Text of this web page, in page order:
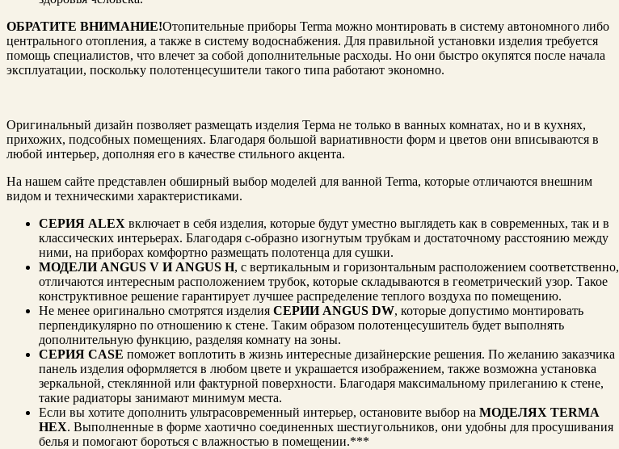
ОБРАТИТЕ ВНИМАНИЕ!Отопительные приборы Terma можно монтировать в систему автономного либо
центрального отопления, а также в систему водоснабжения. Для правильной установки изделия требуется
помощь специалистов, что влечет за собой дополнительные расходы. Но они быстро окупятся после начала
эксплуатации, поскольку полотенцесушители такого типа работают экономно.
Оригинальный дизайн позволяет размещать изделия Терма не только в ванных комнатах, но и в кухнях,
прихожих, подсобных помещениях. Благодаря большой вариативности форм и цветов они вписываются в
любой интерьер, дополняя его в качестве стильного акцента.
На нашем сайте представлен обширный выбор моделей для ванной Terma, которые отличаются внешним
видом и техническими характеристиками.
СЕРИЯ ALEX включает в себя изделия, которые будут уместно выглядеть как в современных, так и в
классических интерьерах. Благодаря с-образно изогнутым трубкам и достаточному расстоянию между
ними, на приборах комфортно размещать полотенца для сушки.
МОДЕЛИ ANGUS V И ANGUS H, с вертикальным и горизонтальным расположением соответственно,
отличаются интересным расположением трубок, которые складываются в геометрический узор. Такое
конструктивное решение гарантирует лучшее распределение теплого воздуха по помещению.
Не менее оригинально смотрятся изделия СЕРИИ ANGUS DW, которые допустимо монтировать
перпендикулярно по отношению к стене. Таким образом полотенцесушитель будет выполнять
дополнительную функцию, разделяя комнату на зоны.
СЕРИЯ CASE поможет воплотить в жизнь интересные дизайнерские решения. По желанию заказчика
панель изделия оформляется в любом цвете и украшается изображением, также возможна установка
зеркальной, стеклянной или фактурной поверхности. Благодаря максимальному прилеганию к стене,
такие радиаторы занимают минимум места.
Если вы хотите дополнить ультрасовременный интерьер, остановите выбор на МОДЕЛЯХ TERMA
HEX. Выполненные в форме хаотично соединенных шестиугольников, они удобны для просушивания
белья и помогают бороться с влажностью в помещении.***